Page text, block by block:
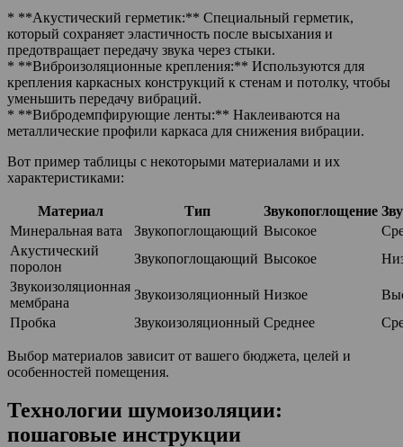
* **Акустический герметик:** Специальный герметик,
который сохраняет эластичность после высыхания и
предотвращает передачу звука через стыки.
* **Виброизоляционные крепления:** Используются для
крепления каркасных конструкций к стенам и потолку, чтобы
уменьшить передачу вибраций.
* **Вибродемпфирующие ленты:** Наклеиваются на
металлические профили каркаса для снижения вибрации.
Вот пример таблицы с некоторыми материалами и их
характеристиками:
Материал Тип Звукопоглощение
Минеральная вата
Звукопоглощающий Высокое
Акустический
поролон
Звукопоглощающий Высокое
Звукоизоляционная
мембрана
Звукоизоляционный Низкое
Пробка
Звукоизоляционный Среднее
Выбор материалов зависит от вашего бюджета, целей и
особенностей помещения.
Технологии шумоизоляции:
пошаговые инструкции